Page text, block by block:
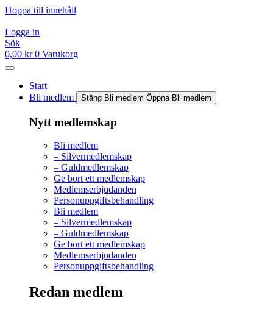
Hoppa till innehåll
Logga in
Sök
0,00 kr 0 Varukorg
Start
Bli medlem
Stäng Bli medlem Öppna Bli medlem
Nytt medlemskap
Bli medlem
– Silvermedlemskap
– Guldmedlemskap
Ge bort ett medlemskap
Medlemserbjudanden
Personuppgiftsbehandling
Bli medlem
– Silvermedlemskap
– Guldmedlemskap
Ge bort ett medlemskap
Medlemserbjudanden
Personuppgiftsbehandling
Redan medlem